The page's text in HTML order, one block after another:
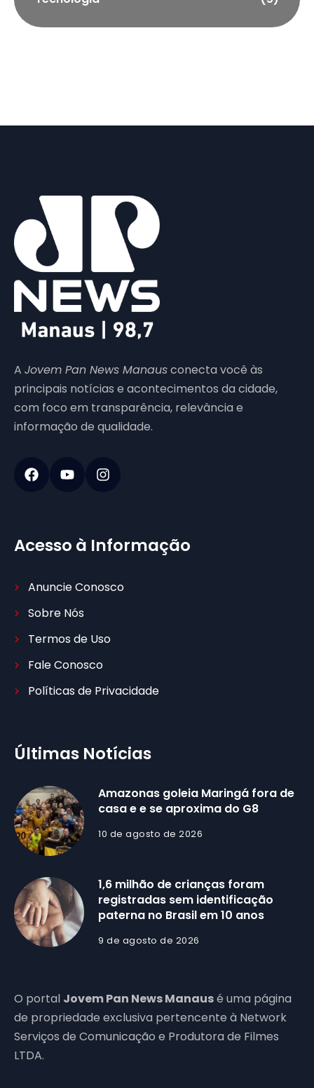
A Jovem Pan News Manausconecta você às
principais notícias e acontecimentos da cidade,
com foco em transparência, relevância e
informação de qualidade.
Acesso à Informação
Anuncie Conosco
Sobre Nós
Termos de Uso
Fale Conosco
Políticas de Privacidade
Últimas Notícias
Amazonas goleia Maringá fora de
casa e e se aproxima do G8
10 de agosto de 2026
1,6 milhão de crianças foram
registradas sem identificação
paterna no Brasil em 10 anos
9 de agosto de 2026
O portal Jovem Pan News Manausé uma página
de propriedade exclusiva pertencente à Network
Serviços de Comunicação e Produtora de Filmes
LTDA.